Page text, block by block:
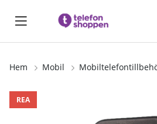
Hem Mobil
REA
Produktbilder